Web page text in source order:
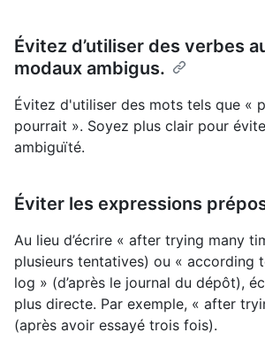
Évitez d’utiliser des verbes
modaux ambigus.
Évitez d'utiliser des mots tels que «
pourrait ». Soyez plus clair pour
ambiguïté.
Éviter les expressions
Au lieu d’écrire « after trying many
plusieurs tentatives) ou « according
log » (d’après le journal du dépôt),
plus directe. Par exemple, « after
(après avoir essayé trois fois).